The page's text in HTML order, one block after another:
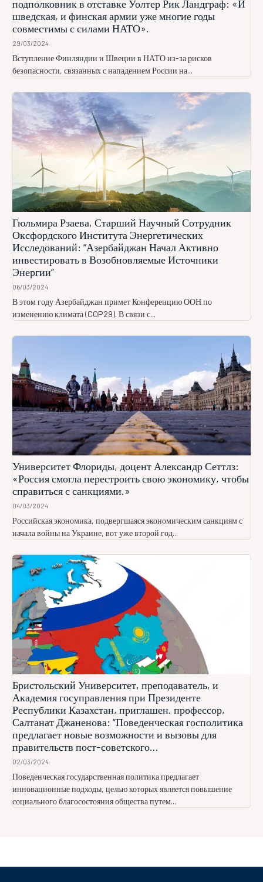
подполковник в отставке Уолтер Рик Ландграф: «И
шведская, и финская армии уже многие годы
совместимы с силами НАТО».
29/03/2024
Вступление Финляндии и Швеции в НАТО из-за рисков
безопасности, связанных с нападением России на...
Гюльмира Рзаева, Старший Научный Сотрудник
Оксфордского Института Энергетических
Исследований: “Азербайджан Начал Активно
инвестировать в Возобновляемые Источники
Энергии”
06/03/2024
В этом году Азербайджан примет Конференцию ООН по
изменению климата (COP29). В связи с...
Университет Флориды, доцент Александр Сеттлз:
«Россия смогла перестроить свою экономику, чтобы
справиться с санкциями.»
04/03/2024
Российская экономика, подвергшаяся экономическим санкциям с
начала войны на Украине, вот уже второй год...
Бристольский Университет, преподаватель, и
Академия госуправления при Президенте
Республики Казахстан, приглашен. профессор,
Салтанат Джаненова: “Поведенческая госполитика
предлагает новые возможности и вызовы для
правительств пост-советского...
02/03/2024
Поведенческая государственная политика предлагает
инновационные подходы, целью которых является повышение
социального благосостояния общества путем...